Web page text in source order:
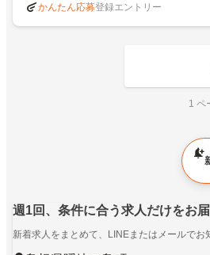
かんたん応募登録エントリー
1 ペ
週1回、条件に合う求人だけをお
新着求人をまとめて、LINEまたはメールでお